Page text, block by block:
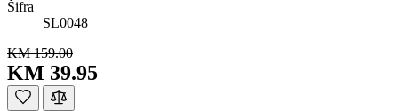
Šifra
SL0048
KM 159.00
KM 39.95